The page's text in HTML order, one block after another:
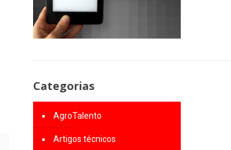
Categorias
AgroTalento
Artigos técnicos